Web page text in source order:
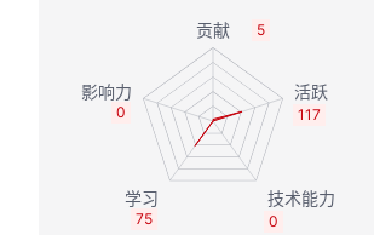
5
117
0
75
0